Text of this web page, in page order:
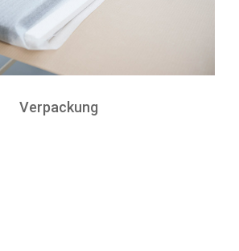
Verpackung